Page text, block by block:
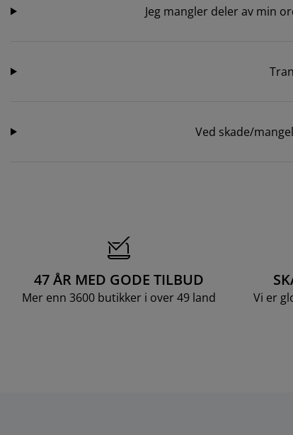
Jeg mangler deler av min
Ved skade/
47 ÅR MED GODE TILBUD
Mer enn 3600 butikker i over 49 land
Vi er